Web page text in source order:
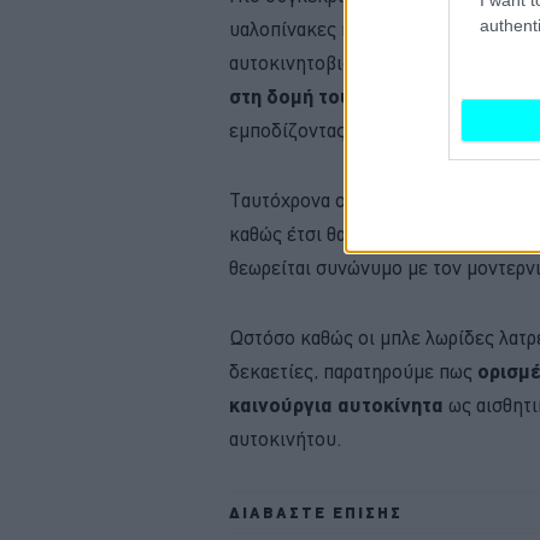
υαλοπίνακες πολύ πιο προηγμένη,
αυτοκινητοβιομηχανία στις μέρες
στη δομή του γυαλιού,
εμποδίζοντας την επιβλαβή
Ταυτόχρονα οι σχεδιαστές πίεζαν
καθώς έτσι θα πετύχαιναν έναν
θεωρείται συνώνυμο με τον
Ωστόσο καθώς οι μπλε λωρίδες
δεκαετίες, παρατηρούμε πως
καινούργια αυτοκίνητα ως
αυτοκινήτου.
ΔΙΑΒΑΣΤΕ ΕΠΙΣΗΣ